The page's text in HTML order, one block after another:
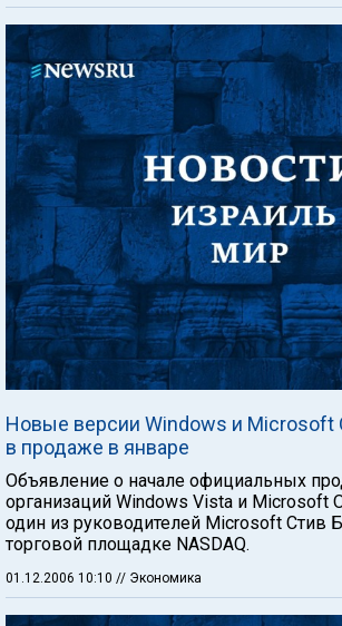
Новые версии Windows и Microsoft
в продаже в январе
Объявление о начале официальных
организаций Windows Vista и Microsoft
один из руководителей Microsoft Стив
торговой площадке NASDAQ.
01.12.2006 10:10 // Экономика